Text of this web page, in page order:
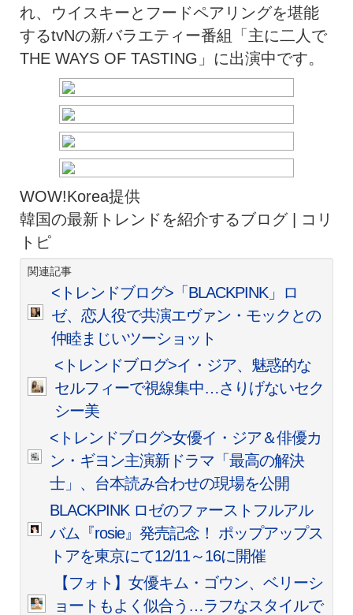
れ、ウイスキーとフードペアリングを堪能
するtvNの新バラエティー番組「主に二人で
THE WAYS OF TASTING」に出演中です。
WOW!Korea提供
韓国の最新トレンドを紹介するブログ | コリ
トピ
関連記事
<トレンドブログ>「BLACKPINK」ロ
ゼ、恋人役で共演エヴァン・モックとの
仲睦まじいツーショット
<トレンドブログ>イ・ジア、魅惑的な
セルフィーで視線集中…さりげないセク
シー美
<トレンドブログ>女優イ・ジア＆俳優カ
ン・ギヨン主演新ドラマ「最高の解決
士」、台本読み合わせの現場を公開
BLACKPINK ロゼのファーストフルアル
バム『rosie』発売記念！ ポップアップス
トアを東京にて12/11～16に開催
【フォト】女優キム・ゴウン、ベリーシ
ョートもよく似合う…ラフなスタイルで